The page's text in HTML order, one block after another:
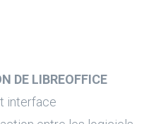
DE LIBREOFFICE
interface